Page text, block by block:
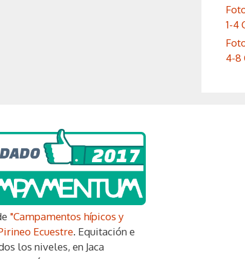
1-4
4-8
"Campamentos hípicos y
Ecuestre. Equitación e
los niveles, en Jaca